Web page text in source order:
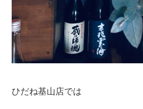
ひだね基山店では